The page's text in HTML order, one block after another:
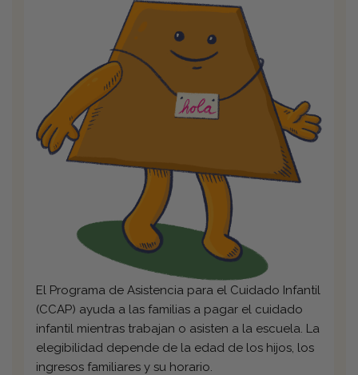
El Programa de Asistencia para el Cuidado Infantil
(CCAP) ayuda a las familias a pagar el cuidado
infantil mientras trabajan o asisten a la escuela. La
elegibilidad depende de la edad de los hijos, los
ingresos familiares y su horario.